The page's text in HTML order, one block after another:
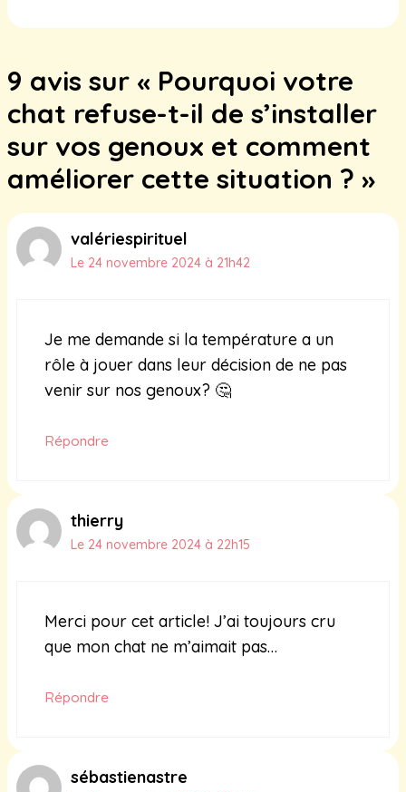
9 avis sur « Pourquoi votre
chat refuse-t-il de s’installer
sur vos genoux et comment
améliorer cette situation ? »
valériespirituel
Le 24 novembre 2024 à 21h42
Je me demande si la température a un
rôle à jouer dans leur décision de ne pas
venir sur nos genoux? 🤔
Répondre
thierry
Le 24 novembre 2024 à 22h15
Merci pour cet article! J’ai toujours cru
que mon chat ne m’aimait pas…
Répondre
sébastienastre